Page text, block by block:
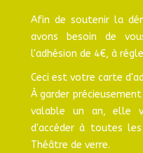
Afin de soutenir la
avons besoin de
l'adhésion de 4€, à
Ceci est votre carte
À garder précieusement
valable un an, elle
d'accéder à toutes
Théâtre de verre.